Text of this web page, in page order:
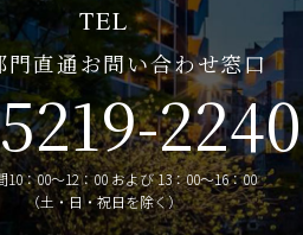
TEL
門直通お問い合わせ窓口
2240
10：00～12：00 および 13：00～16：00
（土・日・祝日を除く）